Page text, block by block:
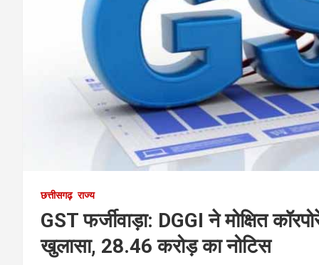
छत्तीसगढ़ राज्य
GST फर्जीवाड़ा: DGGI ने मोक्षित
खुलासा, 28.46 करोड़ का नोटिस